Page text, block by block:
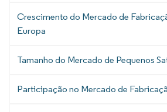
Crescimento do Mercado de
Europa
Tamanho do Mercado de Pequenos
Participação no Mercado de